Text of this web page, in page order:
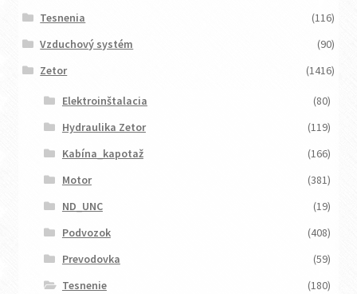
Tesnenia
(116)
Vzduchový systém
(90)
Zetor
(1416)
Elektroinštalacia
(80)
Hydraulika Zetor
(119)
Kabína_kapotaž
(166)
Motor
(381)
ND_UNC
(19)
Podvozok
(408)
Prevodovka
(59)
Tesnenie
(180)